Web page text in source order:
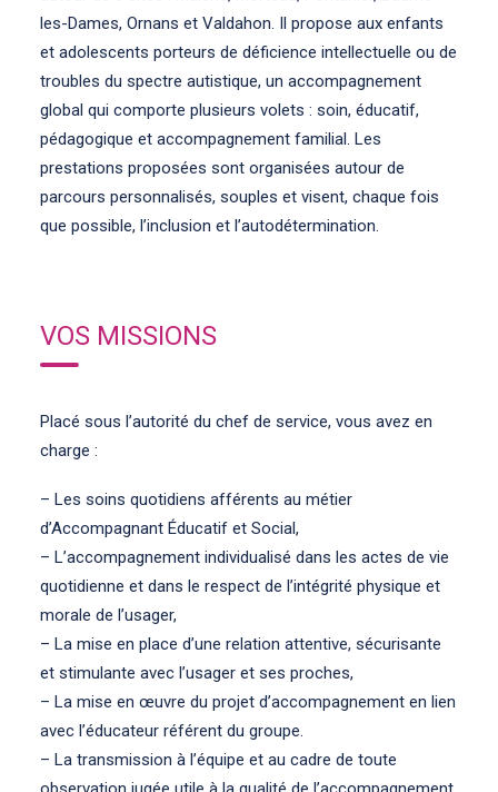
les-Dames, Ornans et Valdahon. Il propose aux enfants
et adolescents porteurs de déficience intellectuelle ou de
troubles du spectre autistique, un accompagnement
global qui comporte plusieurs volets : soin, éducatif,
pédagogique et accompagnement familial. Les
prestations proposées sont organisées autour de
parcours personnalisés, souples et visent, chaque fois
que possible, l’inclusion et l’autodétermination.
VOS MISSIONS
Placé sous l’autorité du chef de service, vous avez en
charge :
– Les soins quotidiens afférents au métier
d’Accompagnant Éducatif et Social,
– L’accompagnement individualisé dans les actes de vie
quotidienne et dans le respect de l’intégrité physique et
morale de l’usager,
– La mise en place d’une relation attentive, sécurisante
et stimulante avec l’usager et ses proches,
– La mise en œuvre du projet d’accompagnement en lien
avec l’éducateur référent du groupe.
– La transmission à l’équipe et au cadre de toute